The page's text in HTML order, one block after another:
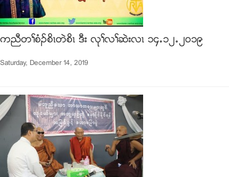
ကညီတႈစံဥစိၚတဲစိၚ ဒီး လုႈလႈဆဲးလၚ ၁၄’၁၂’၂၀၁၉
Saturday, December 14, 2019